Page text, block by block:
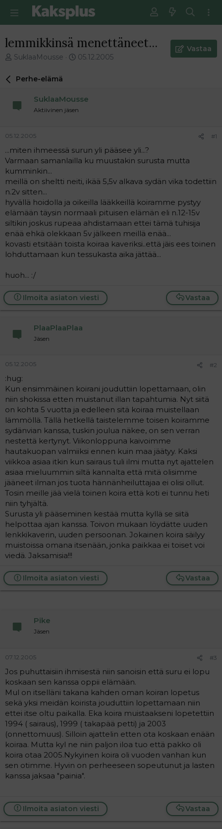
lemmikkinsä menettäneet...
V
e
i
t
u
n
a
l
o
t
t
a
j
a
SuklaaMousse
E
m
ä
n
v
e
t
i
05.12.2005
Vastaa
Perhe-elämä
SuklaaMousse
Aktiivinen jäsen
05.12.2005 #1
...miten ihmeessä surun yli pääsee yli...?
Varmaan samanlailla ku muustakin surusta mutta
kumminkin...
meillä on sheltti neiti, ikää 5,5v alkava sydän vika todettiin
n.2v sitten...
hyvällä hoidolla ja oikeilla lääkkeillä koiramme pystyy
elämään täysin normaali pituisen elämän eli n.12-15v
siltikin joskus rupeaa ahdistamaan ettei tämä tuhisija
enää ehkä olekkaan 5v jälkeen meillä enää...
kovasti etsitään toista koiraa kaveriksi..että jäis ees toinen
lohduttamaan kun tessukasta aika jättää...
huoh... :/
Vastaa
Ilmoita asiaton viesti
PlaaPlaaPlaa
Jäsen
05.12.2005 #2
:hug:
Kun ensimmäinen koirani jouduttiin lopettamaan, olin
niin shokissa etten muistanut illan tapahtumia. Nyt siitä
on kohta 5 vuotta ja edelleen sitä koiraa muistellaan
lämmöllä. Tällä hetkellä taistelemme toisen koiramme
sydänvian kanssa, tuskin joulua näkee, on sen verran
nestettä kertynyt. Viikonloppuna kaivoimme
hautakuopan valmiiksi ennen kuin maa jäätyy. Kaksi
viikkoa asiaa itkin kun sairaus tuli ilmi mutta nyt ajattelen
asiaa mieluummin siltä kannalta että mitä olisimme
jääneet ilman jos tuota hännänheiluttajaa ei olisi ollut.
Tosin meille jää vielä toinen koira että koti ei tunnu heti
niin tyhjältä.
Surusta yli pääseminen kestää mutta kyllä se siitä
helpottaa ajan kanssa. Toivon mukaan löydätte uuden
lenkkikaverin, uuden persoonan. Jokainen koira säilyy
muistoissa omana itsenään, jonka paikkaa ei toiset voi
viedä. Jaksamisia!!!
Vastaa
Ilmoita asiaton viesti
Pike
Jäsen
07.12.2005 #3
Jos puhuttaisiin ihmisestä niin sanoisin että suru ei lopu
koskaan sen kanssa oppii elämään.
Mul on itselläni takana kahden oman koiran lopetus
sekä yksi meidän koirista jouduttiin lopettamaan niin
ettei itse oltu paikalla. Eka koira muistaakseni lopetettiin
1994 ( sairaus), 1999 ( takapää petti) ja 2003
(onnettomuus). Silloin ajattelin etten ota koskaan enään
koiraa. Mutta kyl ne niin paljon iloa tuo että pakko oli
koira otaa 2005.Nykyinen koira oli vuoden vanhan kun
sen otimme. Hyvin on perheeseen sopeutunut ja lasten
kanssa jaksaa "painia".
Vastaa
Ilmoita asiaton viesti